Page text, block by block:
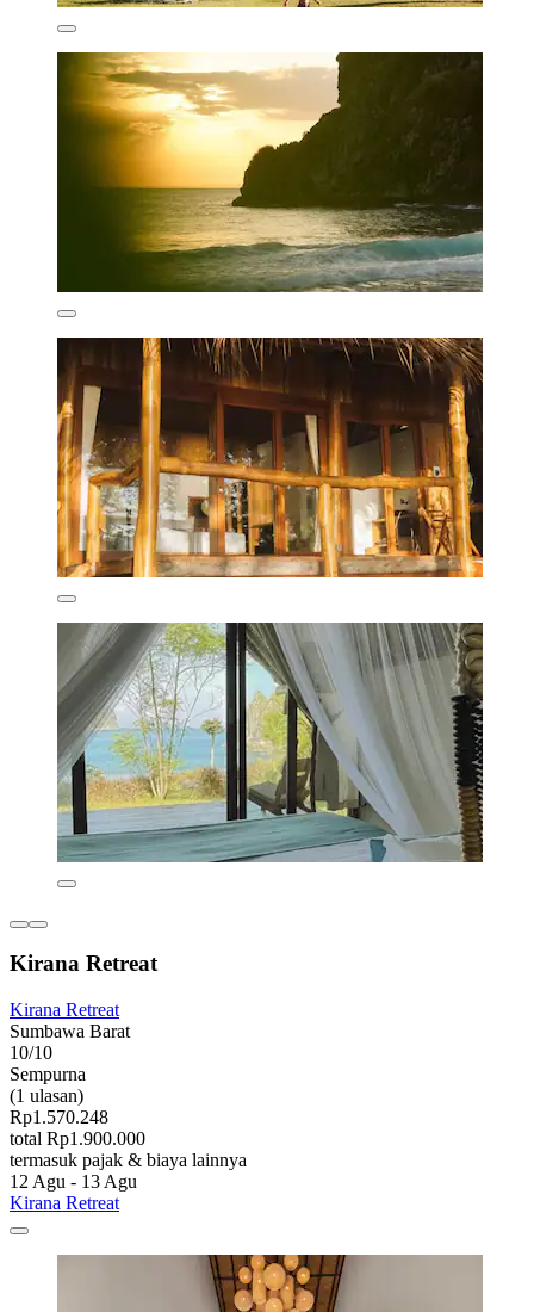
Kirana Retreat
Kirana Retreat
Sumbawa Barat
10/10
Sempurna
(1 ulasan)
Rp1.570.248
total Rp1.900.000
termasuk pajak & biaya lainnya
12 Agu - 13 Agu
Kirana Retreat